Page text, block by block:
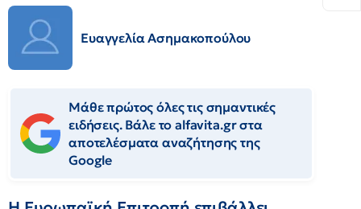
Ευαγγελία Ασημακοπούλου
Μάθε πρώτος όλες τις σημαντικές
ειδήσεις. Βάλε το alfavita.gr στα
αποτελέσματα αναζήτησης της
Google